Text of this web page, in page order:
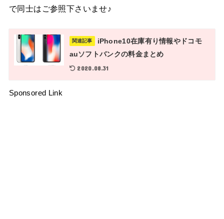
で同士はご参照下さいませ♪
関連記事
iPhone10在庫有り情報やドコモ
auソフトバンクの料金まとめ
2020.08.31
Sponsored Link